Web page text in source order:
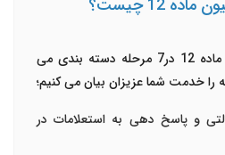
12 چیست؟
وظایف دبیرخانه کمیسیون ماده 12 در7 مرحله دسته بندی می
و پاسخ دهی به استعلامات در